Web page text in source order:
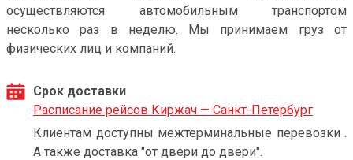
осуществляются автомобильным транспортом
несколько раз в неделю. Мы принимаем груз от
физических лиц и компаний.
Срок доставки
Расписание рейсов Киржач — Санкт-Петербург
Клиентам доступны межтерминальные перевозки .
А также доставка "от двери до двери".